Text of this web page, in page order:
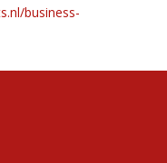
business-